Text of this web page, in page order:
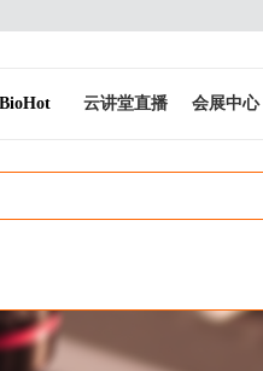
BioHot 云讲堂直播 会展中心